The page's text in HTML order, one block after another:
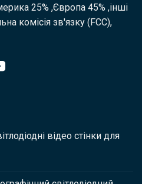
25% ,Європа 45% ,інші
комісія зв'язку (FCC),
відео стінки для